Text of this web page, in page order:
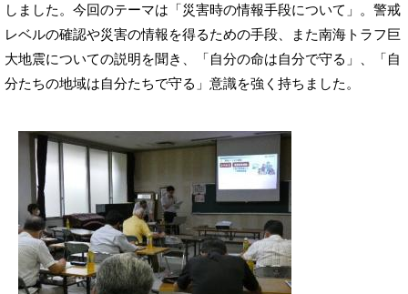
しました。今回のテーマは「災害時の情報手段について」。警戒
レベルの確認や災害の情報を得るための手段、また南海トラフ巨
大地震についての説明を聞き、「自分の命は自分で守る」、「自
分たちの地域は自分たちで守る」意識を強く持ちました。